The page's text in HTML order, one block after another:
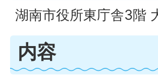
湖南市役所東庁舎3階
内容